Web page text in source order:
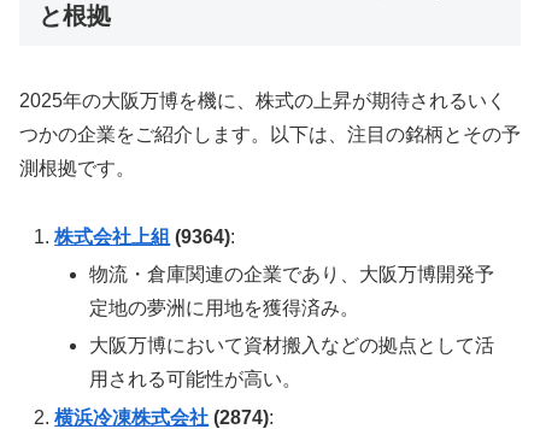
と根拠
2025年の大阪万博を機に、株式の上昇が期待されるいく
つかの企業をご紹介します。以下は、注目の銘柄とその予
測根拠です。
株式会社上組 (9364):
物流・倉庫関連の企業であり、大阪万博開発予
定地の夢洲に用地を獲得済み。
大阪万博において資材搬入などの拠点として活
用される可能性が高い。
横浜冷凍株式会社 (2874):